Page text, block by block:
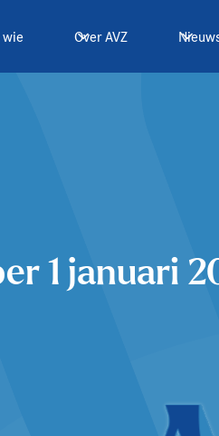
wie Over AVZ
1 januari